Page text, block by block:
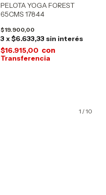
PELOTA YOGA FOREST
65CMS 17844
$19.900,00
3 x$6.633,33 sin interés
$16.915,00 con
1 /10